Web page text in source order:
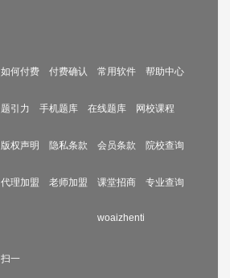
如何付费 付费确认 常用软件 帮助中心
题引力 手机题库 在线题库 网校课程
版权声明 隐私条款 会员条款 院校查询
代理加盟 老师加盟 课堂招商 专业查询
扫一
woaizhenti